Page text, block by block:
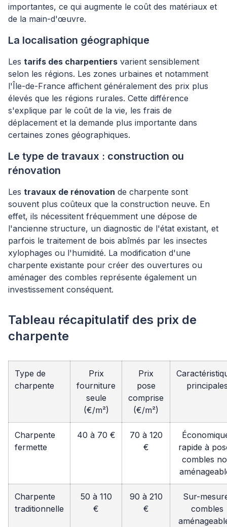
importantes, ce qui augmente le coût des matériaux et
de la main-d'œuvre.
La localisation géographique
Les tarifs des charpentiers varient sensiblement
selon les régions. Les zones urbaines et notamment
l'Île-de-France affichent généralement des prix plus
élevés que les régions rurales. Cette différence
s'explique par le coût de la vie, les frais de
déplacement et la demande plus importante dans
certaines zones géographiques.
Le type de travaux : construction ou
rénovation
Les travaux de rénovation de charpente sont
souvent plus coûteux que la construction neuve. En
effet, ils nécessitent fréquemment une dépose de
l'ancienne structure, un diagnostic de l'état existant, et
parfois le traitement de bois abîmés par les insectes
xylophages ou l'humidité. La modification d'une
charpente existante pour créer des ouvertures ou
aménager des combles représente également un
investissement conséquent.
Tableau récapitulatif des prix de
charpente
Type de
charpente
Prix
fourniture
seule
(€/m²)
Prix
pose
comprise
(€/m²)
Charpente
fermette
40 à 70 €
70 à 120
€
rapide à
combles
Charpente
traditionnelle
50 à 110
€
90 à 210
€
Sur-
combles